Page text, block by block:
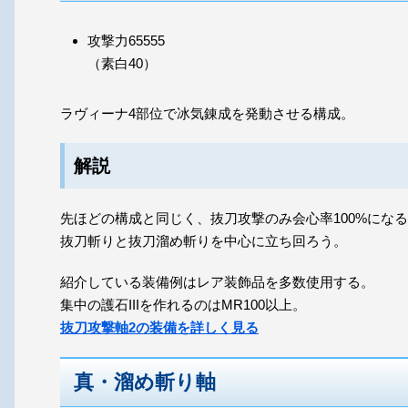
攻撃力65555
（素白40）
ラヴィーナ4部位で冰気錬成を発動させる構成。
解説
先ほどの構成と同じく、抜刀攻撃のみ会心率100%にな
抜刀斬りと抜刀溜め斬りを中心に立ち回ろう。
紹介している装備例はレア装飾品を多数使用する。
集中の護石IIIを作れるのはMR100以上。
抜刀攻撃軸2の装備を詳しく見る
真・溜め斬り軸